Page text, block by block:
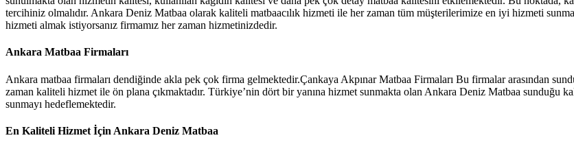
tercihiniz olmalıdır. Ankara Deniz Matbaa olarak kaliteli matbaacılık hizmeti ile her zaman tüm müşterilerimize en iyi hizmeti
hizmeti almak istiyorsanız firmamız her zaman hizmetinizdedir.
Ankara Matbaa Firmaları
Ankara matbaa firmaları dendiğinde akla pek çok firma gelmektedir.Çankaya Akpınar Matbaa Firmaları Bu firmalar arasından
zaman kaliteli hizmet ile ön plana çıkmaktadır. Türkiye’nin dört bir yanına hizmet sunmakta olan Ankara Deniz Matbaa sunduğu
sunmayı hedeflemektedir.
En Kaliteli Hizmet İçin Ankara Deniz Matbaa